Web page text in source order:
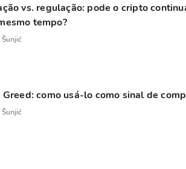
vs. regulação: pode o cripto
tempo?
Šunjić
como usá-lo como sinal de
Šunjić